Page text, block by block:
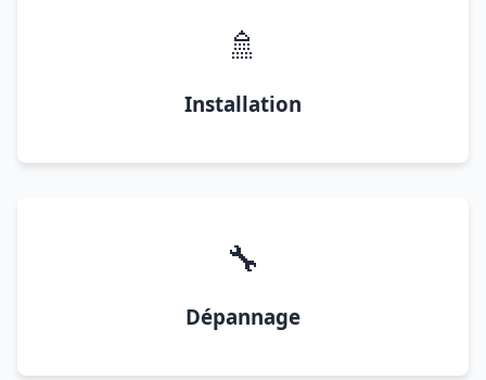
🚿
Installation
🔧
Dépannage